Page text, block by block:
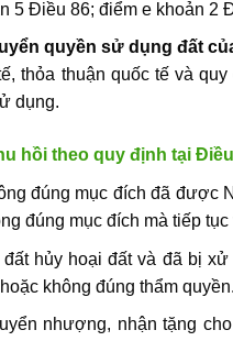
5 Điều 86; điểm e khoản 2
quyền sử dụng đất
thỏa thuận quốc tế và
dụng.
hồi theo quy định tại
đúng mục đích đã được
đúng mục đích mà tiếp tục
hủy hoại đất và đã bị
không đúng thẩm quyền.
nhượng, nhận tặng